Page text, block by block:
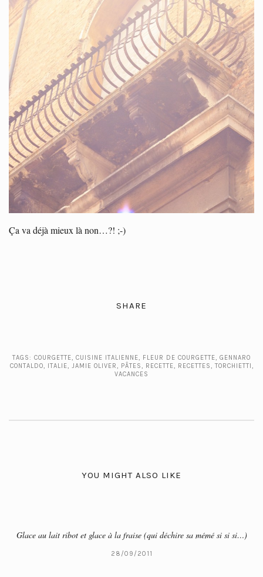
Ça va déjà mieux là non…?! ;-)
SHARE
TAGS: COURGETTE, CUISINE ITALIENNE, FLEUR DE COURGETTE, GENNARO
CONTALDO, ITALIE, JAMIE OLIVER, PÂTES, RECETTE, RECETTES, TORCHIETTI ,
VACANCES
YOU MIGHT ALSO LIKE
Glace au lait ribot et glace à la fraise (qui déchire sa mémé si si si…)
28/09/2011